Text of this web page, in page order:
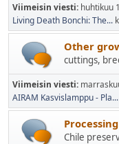
Viimeisin viesti: huhtikuu
Living Death Bonchi: The...
Other
cuttings,
Viimeisin viesti:
AIRAM Kasvislamppu - Pla...
Chile